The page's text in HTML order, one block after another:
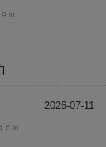
in
2026-07-11
in